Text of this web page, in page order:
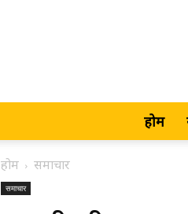
होम
होम समाचार
समाचार